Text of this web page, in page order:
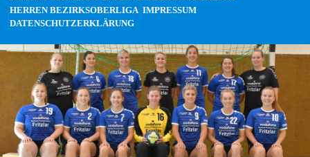
HERREN BEZIRKSOBERLIGA IMPRESSUM
DATENSCHUTZERKLÄRUNG